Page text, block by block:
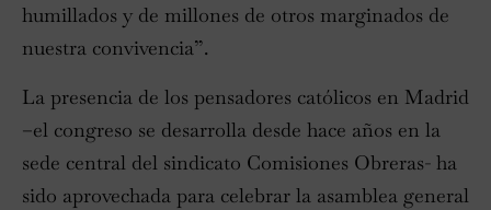
humillados y de millones de otros marginados de
nuestra convivencia”.
La presencia de los pensadores católicos en Madrid
–el congreso se desarrolla desde hace años en la
sede central del sindicato Comisiones Obreras- ha
sido aprovechada para celebrar la asamblea general